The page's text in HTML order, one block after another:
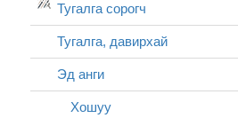
Тугалга сорогч
Тугалга, давирхай
Эд анги
Хошуу